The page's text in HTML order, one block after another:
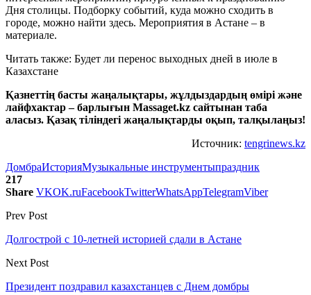
Дня столицы. Подборку событий, куда можно сходить в
городе, можно найти здесь. Мероприятия в Астане – в
материале.
Читать также: Будет ли перенос выходных дней в июле в
Казахстане
Қазнеттің басты жаңалықтары, жұлдыздардың өмірі және
лайфхактар – барлығын Massaget.kz сайтынан таба
аласыз. Қазақ тіліндегі жаңалықтарды оқып, талқылаңыз!
Источник: tengrinews.kz
ДомбраИсторияМузыкальные инструментыпраздник
217
Share VKOK.ruFacebookTwitterWhatsAppTelegramViber
Prev Post
Долгострой с 10-летней историей сдали в Астане
Next Post
Президент поздравил казахстанцев с Днем домбры